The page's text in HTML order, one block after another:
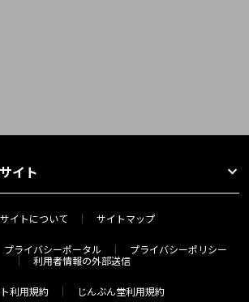
イト
イトについて サイトマップ
プライバシーポータル
プライバシーポリシー
利用者情報の外部送信
利用規約 じんぶん堂利用規約